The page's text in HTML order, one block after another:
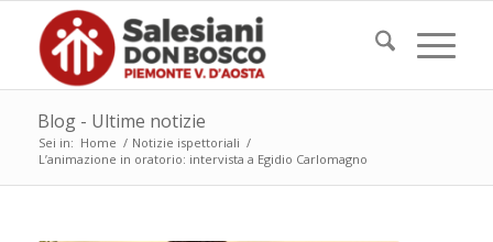
Blog - Ultime notizie
Sei in: Home / Notizie ispettoriali /
L’animazione in oratorio: intervista a Egidio Carlomagno